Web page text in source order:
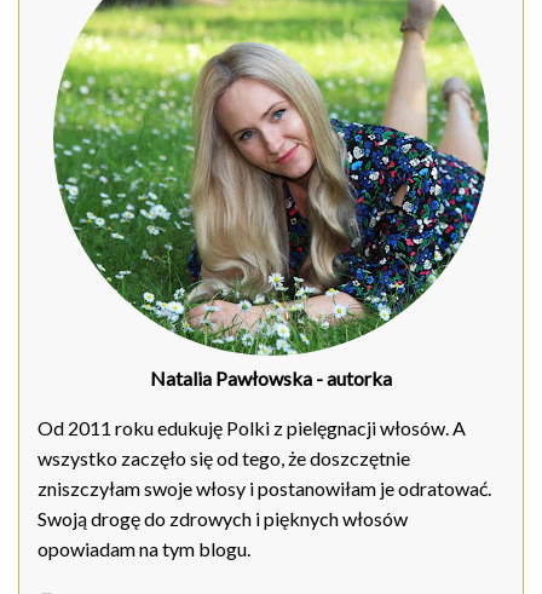
Natalia Pawłowska - autorka
Od 2011 roku edukuję Polki z pielęgnacji włosów. A
wszystko zaczęło się od tego, że doszczętnie
zniszczyłam swoje włosy i postanowiłam je odratować.
Swoją drogę do zdrowych i pięknych włosów
opowiadam na tym blogu.